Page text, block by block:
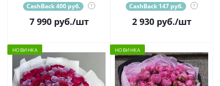
CashBack 400 руб. ?
7 990руб./шт
CashBack 147 руб. ?
2 930руб./шт
НОВИНКА НОВИНКА